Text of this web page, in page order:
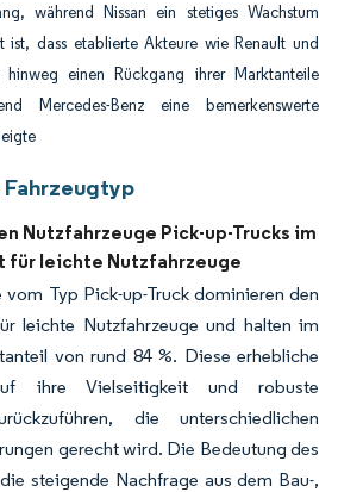
während Nissan ein stetiges Wachstum
ist, dass etablierte Akteure wie Renault und
einen Rückgang ihrer Marktanteile
Mercedes-Benz eine bemerkenswerte
Nutzfahrzeuge Pick-up-Trucks im
für leichte Nutzfahrzeuge
Typ Pick-up-Truck dominieren den
leichte Nutzfahrzeuge und halten im
von rund 84 %. Diese erhebliche
ihre Vielseitigkeit und robuste
die unterschiedlichen
gerecht wird. Die Bedeutung des
steigende Nachfrage aus dem Bau-,